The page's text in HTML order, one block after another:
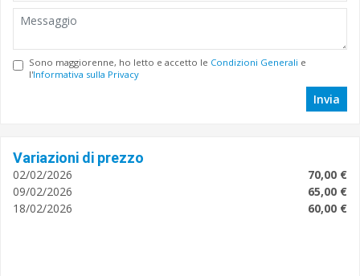
Sono maggiorenne, ho letto e accetto le Condizioni Generali e
l'Informativa sulla Privacy
Invia
Variazioni di prezzo
02/02/2026
70,00 €
09/02/2026
65,00 €
18/02/2026
60,00 €